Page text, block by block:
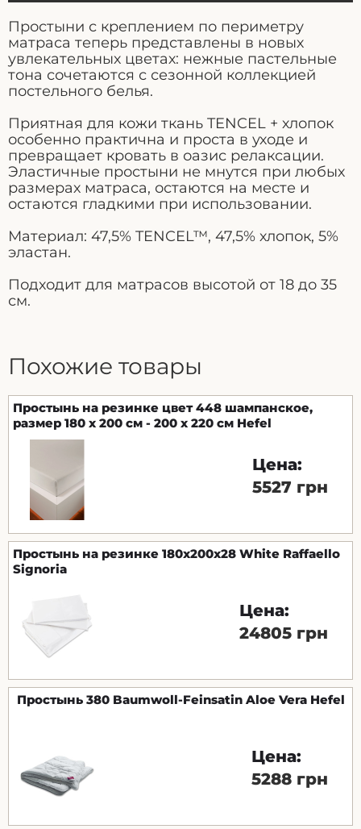
Простыни с креплением по периметру
матраса теперь представлены в новых
увлекательных цветах: нежные пастельные
тона сочетаются с сезонной коллекцией
постельного белья.
Приятная для кожи ткань TENCEL + хлопок
особенно практична и проста в уходе и
превращает кровать в оазис релаксации.
Эластичные простыни не мнутся при любых
размерах матраса, остаются на месте и
остаются гладкими при использовании.
Материал: 47,5% TENCEL™, 47,5% хлопок, 5%
эластан.
Подходит для матрасов высотой от 18 до 35
см.
Похожие товары
Простынь на резинке цвет 448 шампанское,
размер 180 x 200 см - 200 x 220 см Hefel
Цена:
5527 грн
Простынь на резинке 180х200х28 White Raffaello
Signoria
Цена:
24805 грн
Простынь 380 Baumwoll-Feinsatin Aloe Vera Hefel
Цена:
5288 грн